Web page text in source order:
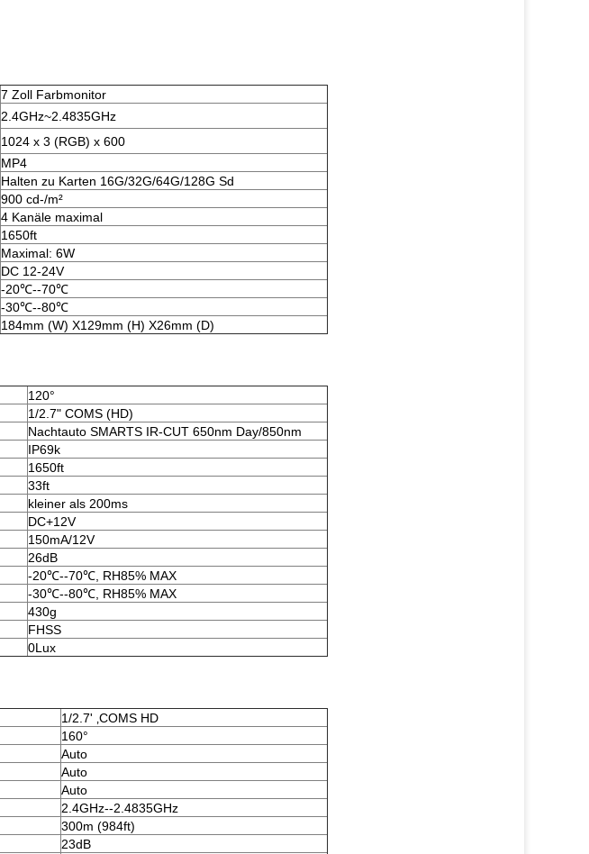
7 Zoll Farbmonitor
2.4GHz~2.4835GHz
1024 x 3 (RGB) x 600
MP4
Halten zu Karten 16G/32G/64G/128G Sd
900 cd-/m²
4 Kanäle maximal
1650ft
Maximal: 6W
DC 12-24V
-20℃--70℃
-30℃--80℃
184mm (W) X129mm (H) X26mm (D)
120°
1/2.7" COMS (HD)
Nachtauto SMARTS IR-CUT 650nm Day/850nm
IP69k
1650ft
33ft
kleiner als 200ms
DC+12V
150mA/12V
26dB
-20℃--70℃, RH85% MAX
-30℃--80℃, RH85% MAX
430g
FHSS
0Lux
1/2.7' ‚COMS HD
160°
Auto
Auto
Auto
2.4GHz--2.4835GHz
300m (984ft)
23dB